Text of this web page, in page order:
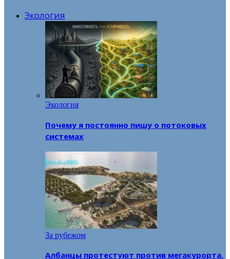
Экология
Экология
Почему я постоянно пишу о потоковых
системах
За рубежом
Албанцы протестуют против мегакурорта.